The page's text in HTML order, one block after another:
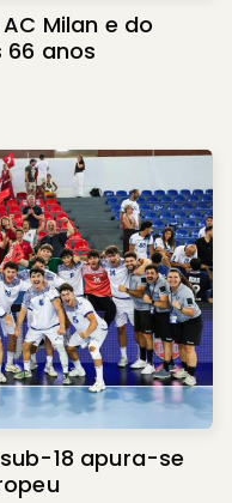
Milan e do
anos
18 apura-se